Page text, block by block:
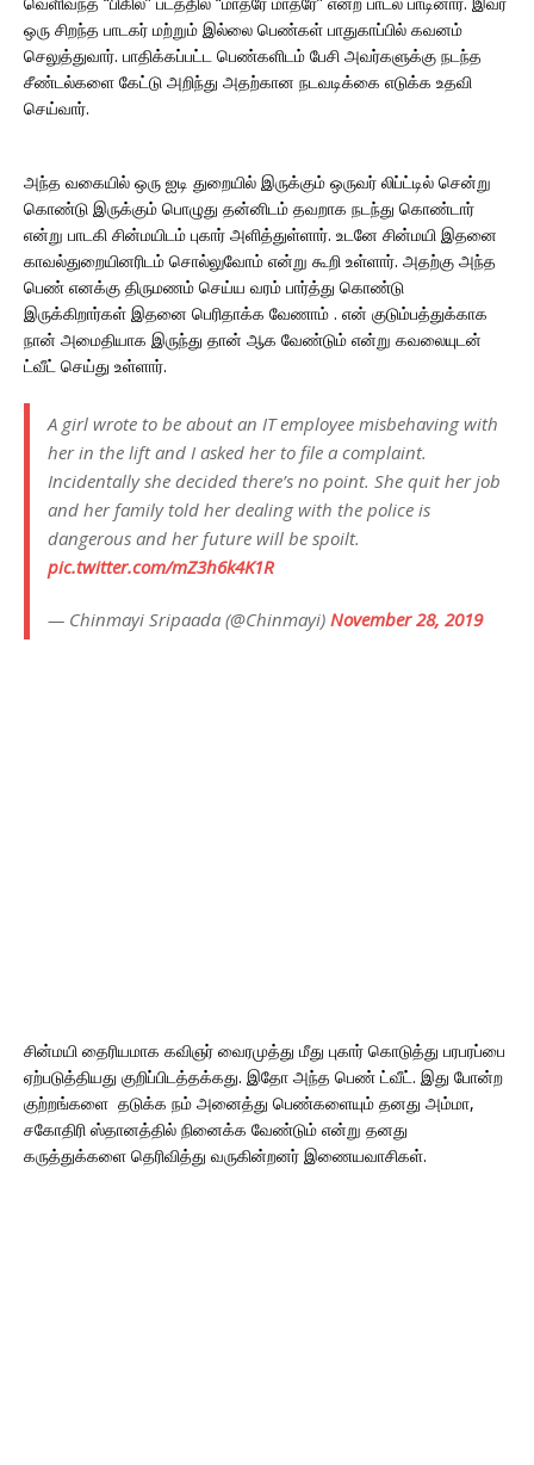
ஒரு சிறந்த பாடகர் மற்றும் இல்லை பெண்கள் பாதுகாப்பில் கவனம்
செலுத்துவார். பாதிக்கப்பட்ட பெண்களிடம் பேசி அவர்களுக்கு நடந்த
சீண்டல்களை கேட்டு அறிந்து அதற்கான நடவடிக்கை எடுக்க உதவி
செய்வார்.
அந்த வகையில் ஒரு ஐடி துறையில் இருக்கும் ஒருவர் லிப்ட்டில் சென்று
கொண்டு இருக்கும் பொழுது தன்னிடம் தவறாக நடந்து கொண்டார்
என்று பாடகி சின்மயிடம் புகார் அளித்துள்ளார். உடனே சின்மயி இதனை
காவல்துறையினரிடம் சொல்லுவோம் என்று கூறி உள்ளார். அதற்கு அந்த
பெண் எனக்கு திருமணம் செய்ய வரம் பார்த்து கொண்டு
இருக்கிறார்கள் இதனை பெரிதாக்க வேணாம் . என் குடும்பத்துக்காக
நான் அமைதியாக இருந்து தான் ஆக வேண்டும் என்று கவலையுடன்
ட்வீட் செய்து உள்ளார்.
A girl wrote to be about an IT employee misbehaving with
her in the lift and I asked her to file a complaint.
Incidentally she decided there’s no point. She quit her job
and her family told her dealing with the police is
dangerous and her future will be spoilt.
pic.twitter.com/mZ3h6k4K1R
— Chinmayi Sripaada (@Chinmayi) November 28, 2019
சின்மயி தைரியமாக கவிஞர் வைரமுத்து மீது புகார் கொடுத்து பரபரப்பை
ஏற்படுத்தியது குறிப்பிடத்தக்கது. இதோ அந்த பெண் ட்வீட். இது போன்ற
குற்றங்களை தடுக்க நம் அனைத்து பெண்களையும் தனது அம்மா,
சகோதிரி ஸ்தானத்தில் நினைக்க வேண்டும் என்று தனது
கருத்துக்களை தெரிவித்து வருகின்றனர் இணையவாசிகள்.